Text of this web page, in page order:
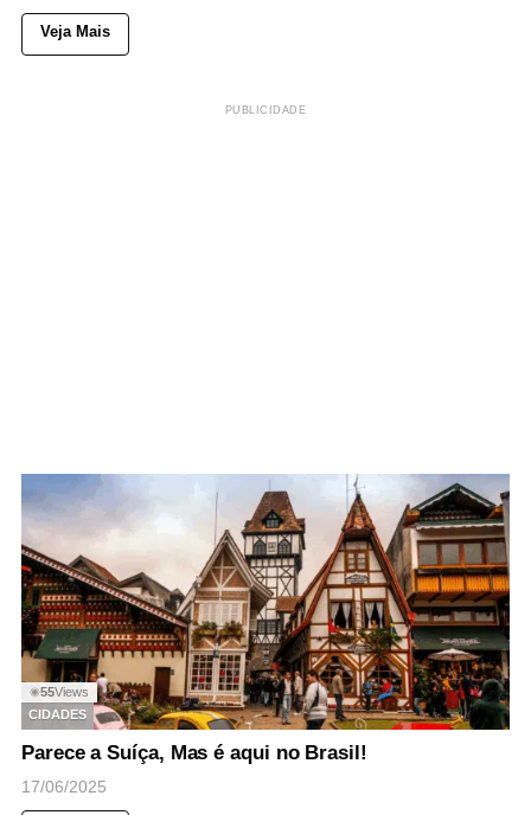
Veja Mais
PUBLICIDADE
◉55Views
CIDADES
Parece a Suíça, Mas é aqui no Brasil!
17/06/2025